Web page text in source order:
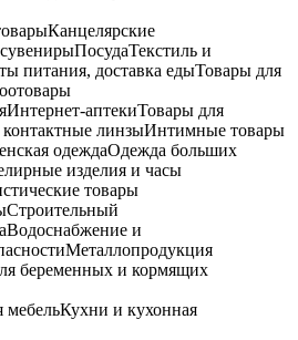
Канцелярские
ПосудаТекстиль и
питания, доставка едыТовары для
Интернет-аптекиТовары для
линзыИнтимные товары
одеждаОдежда больших
изделия и часы
товары
Строительный
Водоснабжение и
Металлопродукция
беременных и кормящих
мебельКухни и кухонная